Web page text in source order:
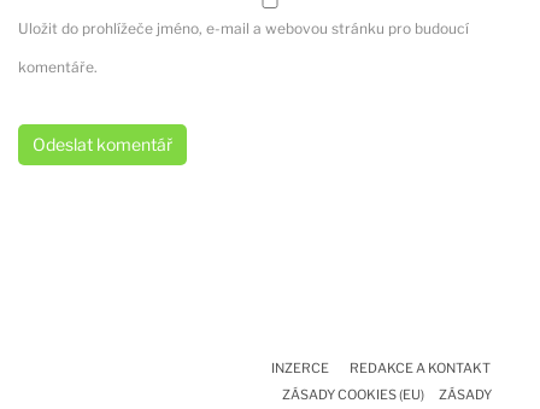
Uložit do prohlížeče jméno, e-mail a webovou stránku pro budoucí
komentáře.
INZERCE
REDAKCE A KONTAKT
ZÁSADY COOKIES (EU)
ZÁSADY